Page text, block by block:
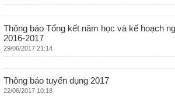
Thông báo Tổng kết năm học và kế hoạch
2016-2017
29/06/2017 21:14
Thông báo tuyển dụng 2017
22/06/2017 10:18